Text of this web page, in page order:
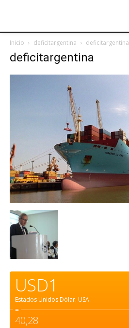
Inicio deficitargentina deficitargentina
deficitargentina
USD1
Estados Unidos Dólar. USA
=
40,28